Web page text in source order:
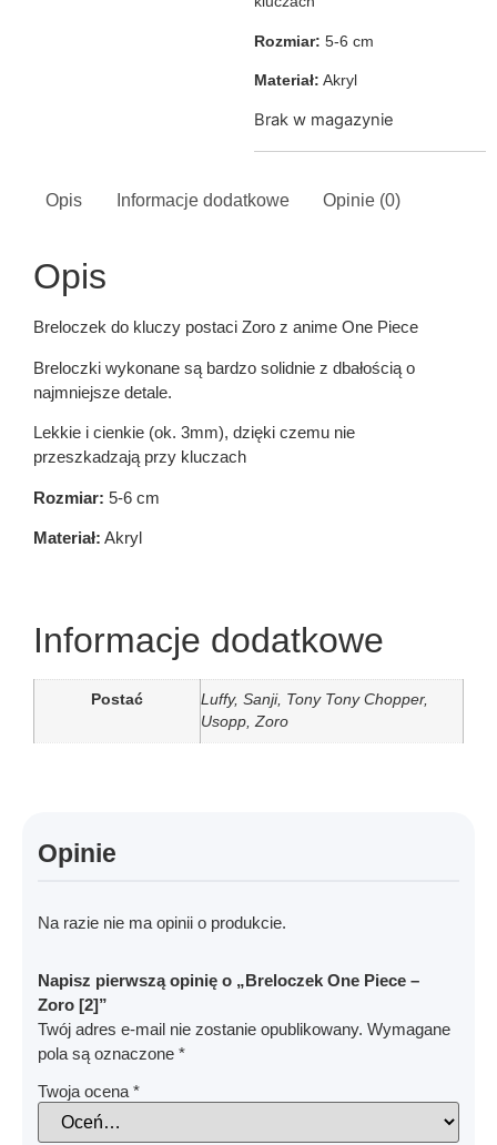
Rozmiar: 5-6 cm
Materiał: Akryl
Brak w magazynie
Opis Informacje dodatkowe Opinie (0)
Opis
Breloczek do kluczy postaci Zoro z anime One Piece
Breloczki wykonane są bardzo solidnie z dbałością o
najmniejsze detale.
Lekkie i cienkie (ok. 3mm), dzięki czemu nie
przeszkadzają przy kluczach
Rozmiar: 5-6 cm
Materiał: Akryl
Informacje dodatkowe
Postać
Luffy, Sanji, Tony Tony Chopper,
Usopp, Zoro
Opinie
Na razie nie ma opinii o produkcie.
Napisz pierwszą opinię o „Breloczek One Piece –
Zoro [2]”
Twój adres e-mail nie zostanie opublikowany. Wymagane
pola są oznaczone *
Twoja ocena *